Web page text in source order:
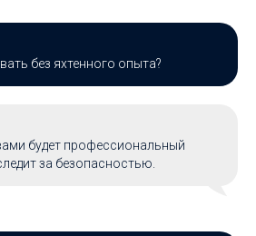
без яхтенного опыта?
будет профессиональный
за безопасностью.